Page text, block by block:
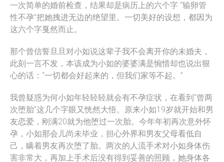
一次简单的婚前检查，结果却是病历上的六个字 “输卵管
性不孕”把她拽进无边的绝望里。一切美好的设想，都因为
这六个字戛然而止。
那个曾信誓旦旦对小如说这辈子我不会离开你的未婚夫，
此刻一言不发，本该成为小如的婆婆满是惋惜却也说出狠
心的话：“一切都会好起来的，但我们家等不起。”
我曾疑惑为何小如年轻轻轻就会有不孕症状，在看到“曾两
次堕胎”这几个字眼又恍然大悟。原来小如19岁就开始和男
友恋爱，刚满20就为他堕过一次胎。今年年初再次意外怀
孕，小如那会儿尚未毕业，担心外界和男友父母看低自
己，瞒着男友再次堕了胎。两次的人流手术对小如身体伤
害非常大，再加上手术后没有得到妥善的照顾，她身体各